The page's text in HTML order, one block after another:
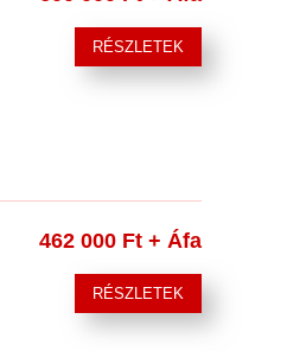
RÉSZLETEK
462 000 Ft + Áfa
RÉSZLETEK